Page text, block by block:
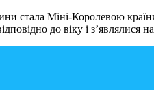
стала Міні-Королевою
до віку і